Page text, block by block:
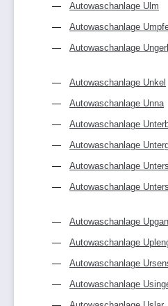
Autowaschanlage Ulm
Autowaschanlage
Autowaschanlage
Autowaschanlage Unkel
Autowaschanlage Unna
Autowaschanlage
Autowaschanlage
Autowaschanlage
Autowaschanlage
Autowaschanlage
Autowaschanlage
Autowaschanlage
Autowaschanlage